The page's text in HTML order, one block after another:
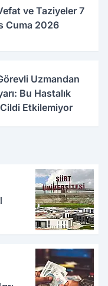
ve Taziyeler 7
Cuma 2026
Uzmandan
Bu Hastalık
Etkilemiyor